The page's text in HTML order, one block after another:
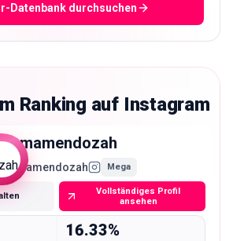
Datenbank durchsuchen
Ranking auf Instagram
Mega
Vollständiges Profil
ansehen
16.33%